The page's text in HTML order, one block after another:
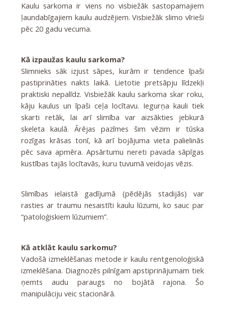
Kaulu sarkoma ir viens no visbiežāk sastopamajiem
ļaundabīgajiem kaulu audzējiem. Visbiežāk slimo vīrieši
pēc 20 gadu vecuma.
Kā izpaužas kaulu sarkoma?
Slimnieks sāk izjust sāpes, kurām ir tendence īpaši
pastiprināties nakts laikā. Lietotie pretsāpju līdzekļi
praktiski nepalīdz. Visbiežāk kaulu sarkoma skar roku,
kāju kaulus un īpaši ceļa locītavu. Iegurņa kauli tiek
skarti retāk, lai arī slimība var aizsākties jebkurā
skeleta kaulā. Ārējas pazīmes šim vēzim ir tūska
rozīgas krāsas tonī, kā arī bojājuma vieta palielinās
pēc sava apmēra. Apsārtumu nereti pavada sāpīgas
kustības tajās locītavās, kuru tuvumā veidojas vēzis.
Slimības ielaistā gadījumā (pēdējās stadijās) var
rasties ar traumu nesaistīti kaulu lūzumi, ko sauc par
“patoloģiskiem lūzumiem”.
Kā atklāt kaulu sarkomu?
Vadošā izmeklēšanas metode ir kaulu rentgenoloģiskā
izmeklēšana. Diagnozēs pilnīgam apstiprinājumam tiek
ņemts audu paraugs no bojātā rajona. Šo
manipulāciju veic stacionārā.